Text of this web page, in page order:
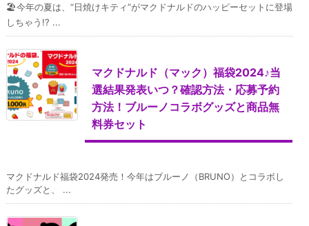
🏖️今年の夏は、“日焼けキティ”がマクドナルドのハッピーセットに登場
しちゃう!? ...
マクドナルド（マック）福袋2024♪当
選結果発表いつ？確認方法・応募予約
方法！ブルーノコラボグッズと商品無
料券セット
マクドナルド福袋2024発売！今年はブルーノ（BRUNO）とコラボし
たグッズと、 ...